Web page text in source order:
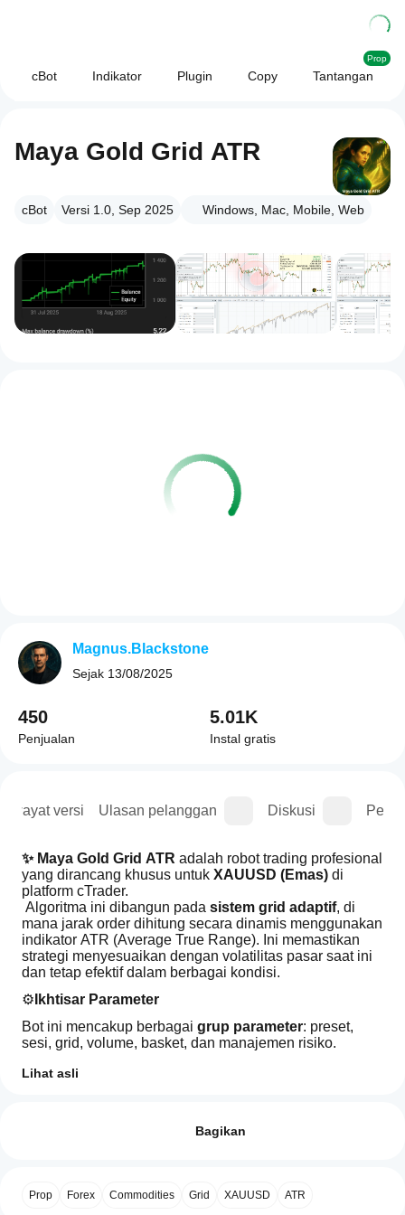
cBot Indikator Plugin Copy Tantangan
Prop
Maya Gold Grid ATR
cBot Versi 1.0, Sep 2025 Windows, Mac, Mobile, Web
versi Ulasan pelanggan Diskusi
✨ Maya Gold Grid ATR adalah robot trading profesional
yang dirancang khusus untuk XAUUSD (Emas) di
platform cTrader.
Algoritma ini dibangun pada sistem grid adaptif, di
mana jarak order dihitung secara dinamis menggunakan
indikator ATR (Average True Range). Ini memastikan
strategi menyesuaikan dengan volatilitas pasar saat ini
⚙️ Ikhtisar Parameter
Bot ini mencakup berbagai grup parameter: preset,
sesi, grid, volume, basket, dan manajemen risiko.
lebih suka solusi plug-and-play maupun untuk
preset siap pakai
yang memungkinkan konfigurasi manual yang tepat
Lihat asli
Ulasan pelanggan
instalasi,
mulai
cTrader
Bagikan
Prop Forex Commodities Grid XAUUSD ATR
Magnus.Blackstone
Sejak 13/08/2025
450
Penjualan
5.01K
Instal gratis